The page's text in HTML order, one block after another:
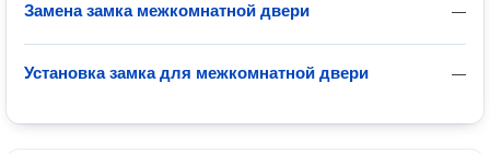
—
Замена замка межкомнатной двери
—
Установка замка для межкомнатной двери